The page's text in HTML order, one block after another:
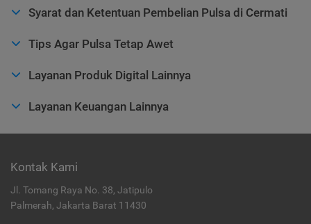
Syarat dan Ketentuan Pembelian Pulsa di Cermati
Tips Agar Pulsa Tetap Awet
Layanan Produk Digital Lainnya
Layanan Keuangan Lainnya
Kontak Kami
Jl. Tomang Raya No. 38, Jatipulo
Palmerah, Jakarta Barat 11430